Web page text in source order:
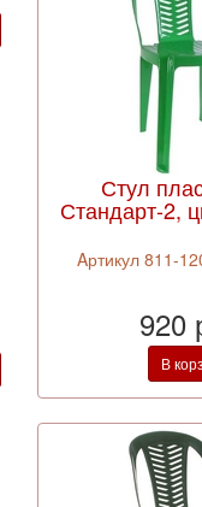
Стул
Стандарт-2,
Aртикул 811-
920
В